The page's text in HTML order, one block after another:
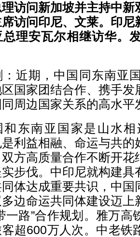
访问新加坡并主持中新
访问印尼、文莱。印尼
总理安瓦尔相继访华。
：近期，中国同东南亚
国家团结合作、携手发
周边国家关系的高水平
和东南亚国家是山水
是利益相融、命运与共
方高质量合作不断开花
步伐。中印尼就构建具
体达成重要共识，中国
多边命运共同体建设迈
一路”合作规划。雅万
超600万人次。中老铁